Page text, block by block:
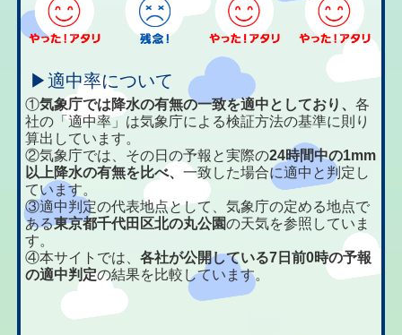
▶適中率について
①気象庁では降水の有無の一致を適中としており、各
社の「適中率」は気象庁による検証方法の基準に則り
算出しています。
②気象庁では、その日の予報と実際の24時間中の1mm
以上降水の有無を比べ、一致した場合に適中と判定し
ています。
③適中判定の代表地点として、気象庁の定める地点で
ある東京都千代田区北の丸公園の天気を参照していま
す。
④本サイトでは、各社が公開している7日前0時の予報
の適中判定の結果を比較しています。